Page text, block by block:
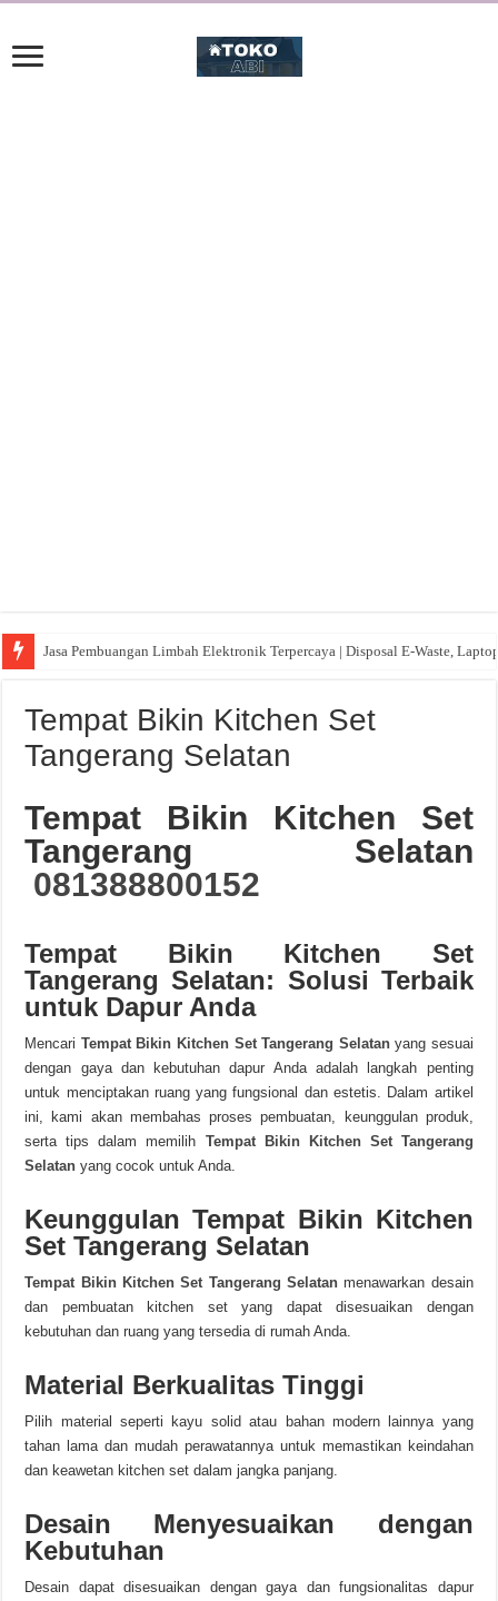
Jasa Pembuangan Limbah Elektronik Terpercaya | Disposal E-Waste,
Tempat Bikin Kitchen Set
Tangerang Selatan
Tempat Bikin Kitchen Set
Tangerang Selatan
081388800152
Tempat Bikin Kitchen Set
Tangerang Selatan: Solusi Terbaik
untuk Dapur Anda
Mencari Tempat Bikin Kitchen Set Tangerang Selatanyang sesuai
dengan gaya dan kebutuhan dapur Anda adalah langkah penting
untuk menciptakan ruang yang fungsional dan estetis. Dalam artikel
ini, kami akan membahas proses pembuatan, keunggulan produk,
serta tips dalam memilih Tempat Bikin Kitchen Set Tangerang
Selatan yang cocok untuk Anda.
Keunggulan Tempat Bikin Kitchen
Set Tangerang Selatan
Tempat Bikin Kitchen Set Tangerang Selatan menawarkan desain
dan pembuatan kitchen set yang dapat disesuaikan dengan
kebutuhan dan ruang yang tersedia di rumah Anda.
Material Berkualitas Tinggi
Pilih material seperti kayu solid atau bahan modern lainnya yang
tahan lama dan mudah perawatannya untuk memastikan keindahan
dan keawetan kitchen set dalam jangka panjang.
Desain Menyesuaikan dengan
Kebutuhan
Desain dapat disesuaikan dengan gaya dan fungsionalitas dapur